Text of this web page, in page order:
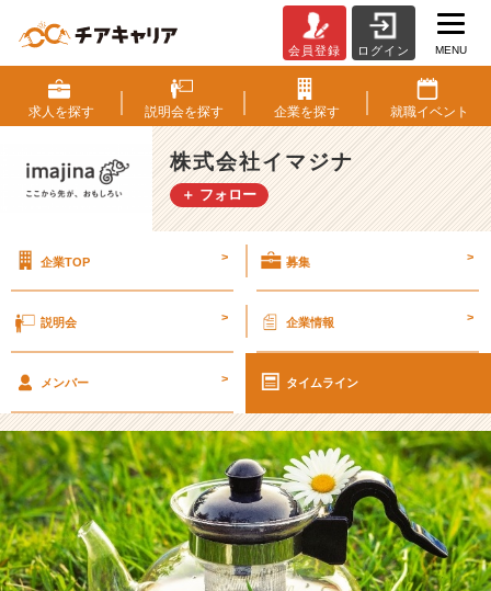
近
の
わ
た
し】
リ
シ
式
イ
マ
ジ
ナ
の
タ
イ
会員登録 ログイン MENU
求人を探す 説明会を探す 企業を探す 就職イベント
株式会社イマジナ
＋ フォロー
企業TOP > 募集 >
説明会 > 企業情報 >
メンバー > タイムライン